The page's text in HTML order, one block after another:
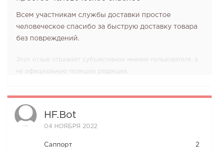
Всем участникам службы доставки простое
человеческое спасибо за быструю доставку товара
без повреждений.
Этот отзыв отражает субъективное мнение пользователя, а
не официальную позицию редакции.
HF.bot
04 НОЯБРЯ 2022
Саппорт 2